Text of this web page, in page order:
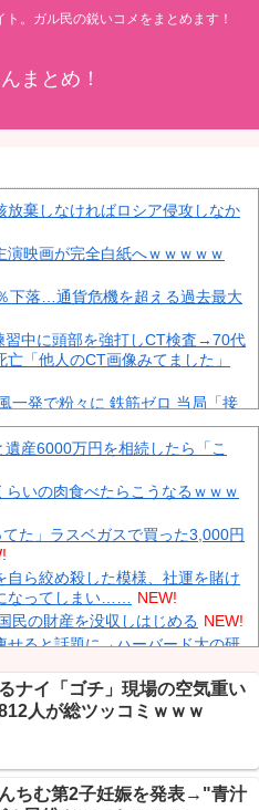
。ガル民の鋭いコメをまとめます！
まとめ！
棄しなければロシア侵攻しなか
映画が完全白紙へｗｗｗｗｗ
下落…通貨危機を超える過去最大
習中に頭部を強打しCT検査→70代
「他人のCT画像みてました」
一発で粉々に 鉄筋ゼロ 当局「接
、品質問題はない」 NEW!
16歳MF三井寺眞、衝撃ゴール！
に絡む活躍で海外絶賛！【海外
:高橋光成（2026.8.7）
ポケ斉藤慎二被告に懲役７年求刑
理筋なワケ
渾身のアストンマーチンAMR26
ディレ
NEW!
7年ぶり『FRIDAY』表紙で神ボデ
遺産6000万円を相続したら「こ
いの肉食べたらこうなるｗｗｗ
た」ラスベガスで買った3,000円
ら絞め殺した模様、社運を賭け
なってしまい…… NEW!
民の財産を没収しはじめる NEW!
せると話題に→ハーバード大の研
さん、月15万商材＆協会運営が発
奮→30カ国目の猛者に一同尊敬
のVもハマるMyGO新曲に丁寧語
ナイ「ゴチ」現場の空気重い
人が総ツッコミｗｗｗ
んちむ第2子妊娠を発表→"青汁